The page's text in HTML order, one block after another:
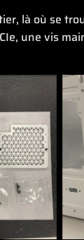
là où se
une vis